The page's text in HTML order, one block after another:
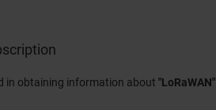
in obtaining information about "LoRaWAN"